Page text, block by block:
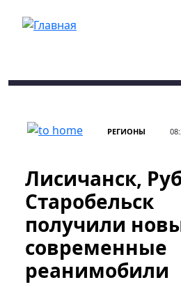
РЕГИОНЫ
Лисичанск,
Старобельск
получили
современные
реанимобили